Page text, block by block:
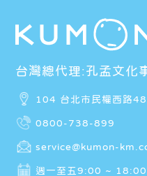
台灣總代理:孔孟文化
104 台北市民權西路
0800-738-899
service@kumon-
週一至五9:00 ~ 18:00